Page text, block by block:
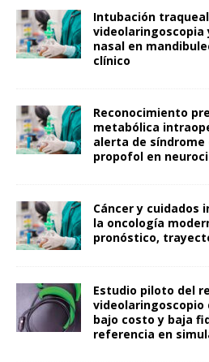
Intubación
videolaringoscopia
nasal en
clínico
Reconocimiento
metabólica
alerta de
propofol en
Cáncer y cuidados
la oncología
pronóstico,
Estudio piloto del
videolaringoscopio
bajo costo y baja
referencia en